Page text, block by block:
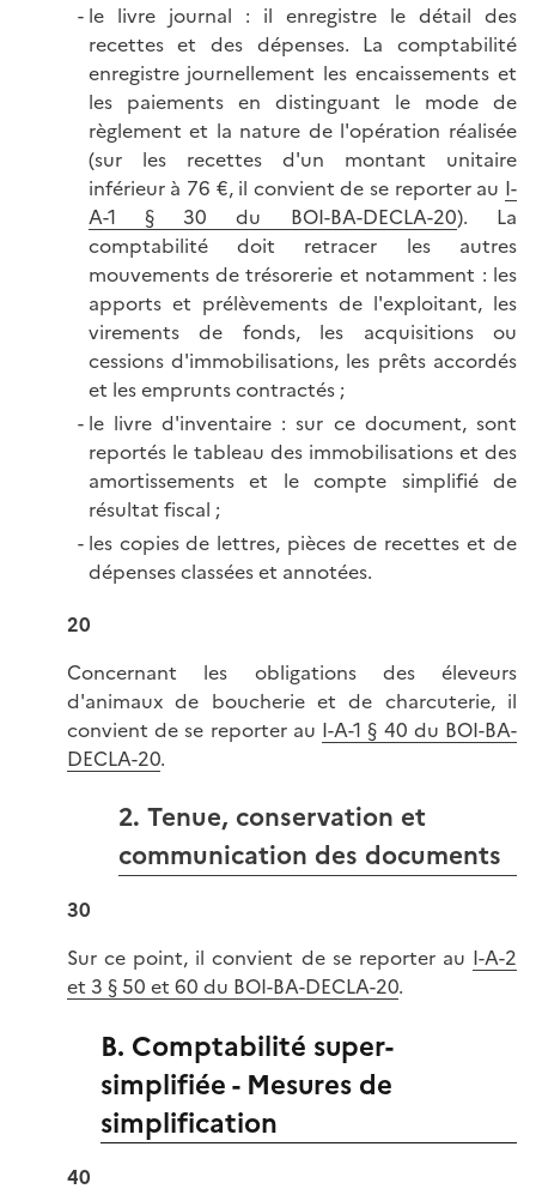
le livre journal : il enregistre le détail des
recettes et des dépenses. La comptabilité
enregistre journellement les encaissements et
les paiements en distinguant le mode de
règlement et la nature de l'opération réalisée
(sur les recettes d'un montant unitaire
inférieur à 76 €, il convient de se reporter au I-
A-1 § 30 du BOI-BA-DECLA-20). La
comptabilité doit retracer les autres
mouvements de trésorerie et notamment : les
apports et prélèvements de l'exploitant, les
virements de fonds, les acquisitions ou
cessions d'immobilisations, les prêts accordés
et les emprunts contractés ;
le livre d'inventaire : sur ce document, sont
reportés le tableau des immobilisations et des
amortissements et le compte simplifié de
résultat fiscal ;
les copies de lettres, pièces de recettes et de
dépenses classées et annotées.
20
Concernant les obligations des éleveurs
d'animaux de boucherie et de charcuterie, il
convient de se reporter au I-A-1 § 40 du BOI-BA-
DECLA-20.
2. Tenue, conservation et
communication des documents
30
Sur ce point, il convient de se reporter au I-A-2
et 3 § 50 et 60 du BOI-BA-DECLA-20.
B. Comptabilité super-
simplifiée - Mesures de
simplification
40